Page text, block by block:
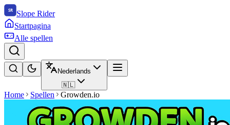
Slope Rider
Startpagina
Alle spellen
Nederlands
🇳🇱
Home Spellen Growden.io